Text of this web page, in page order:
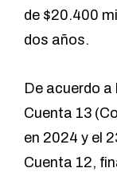
de $20.400
dos años.
De acuerdo
Cuenta 13
en 2024 y el
Cuenta 12,